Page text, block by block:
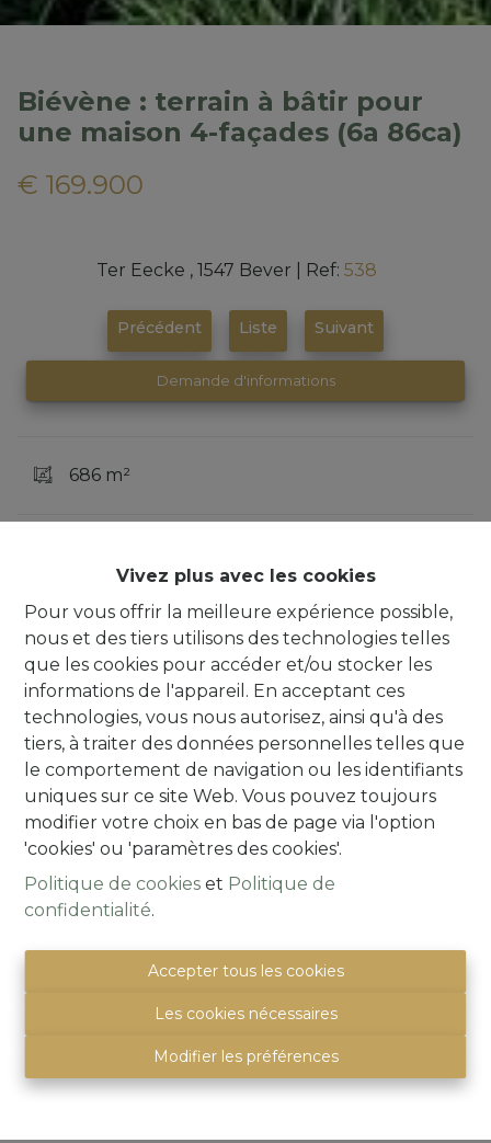
Vivez plus avec les cookies
Pour vous offrir la meilleure expérience possible,
nous et des tiers utilisons des technologies telles
que les cookies pour accéder et/ou stocker les
informations de l'appareil. En acceptant ces
technologies, vous nous autorisez, ainsi qu'à des
tiers, à traiter des données personnelles telles que
le comportement de navigation ou les identifiants
uniques sur ce site Web. Vous pouvez toujours
modifier votre choix en bas de page via l'option
'cookies' ou 'paramètres des cookies'.
Politique de cookies et Politique de
confidentialité.
Accepter tous les cookies
Les cookies nécessaires
Modifier les préférences
Biévène : terrain à bâtir pour
une maison 4-façades (6a 86ca)
€ 169.900
Ter Eecke , 1547 Bever Ref: 538
Précédent Liste Suivant
Demande d'informations
686 m²
Immo Quartier vous présente en exclusivité ce
beau terrain à bâtir pour une maison 4 façades dans
un lotissement récent à proximité du centre de
BEVER. La superficie du terrain est6a 86ca, avec
une largeur de +/- 14,70m.
Ce terrain à bâtir offre une belle vue à l'arrière. La
villa à construire peut avoir une profondeur de
construction maximale de 15m au rez-de-chaussée
et 12m au premier étage et une largeur de
construction maximale de 10m.
Dans le jardin, une annexe est autorisée pour une
moins 2m de la limite du terrain.
VCRO :en cours.
ARE YOU READY TO BE Q-MATCHED ? Pour plus
info@immoquartier.be of 02/201.80.80.